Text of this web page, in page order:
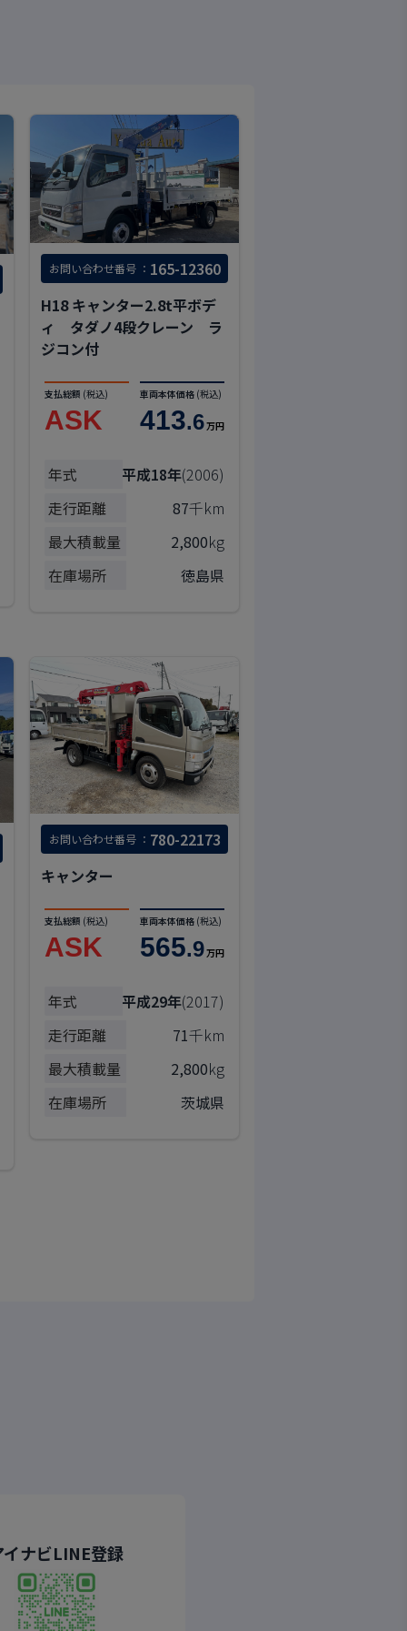
お問い合わせ番号 ： 165-12360
H18 キャンター2.8t平ボデ
ィ タダノ4段クレーン ラ
ジコン付
支払総額 (税込)
ASK
車両本体価格 (税込)
413.6万円
年式 平成18年(2006)
走行距離
87千km
最大積載量
2,800kg
在庫場所
徳島県
お問い合わせ番号 ： 780-22173
キャンター
支払総額 (税込)
ASK
車両本体価格 (税込)
565.9万円
年式 平成29年(2017)
走行距離
71千km
最大積載量
2,800kg
在庫場所
茨城県
イナビLINE登録